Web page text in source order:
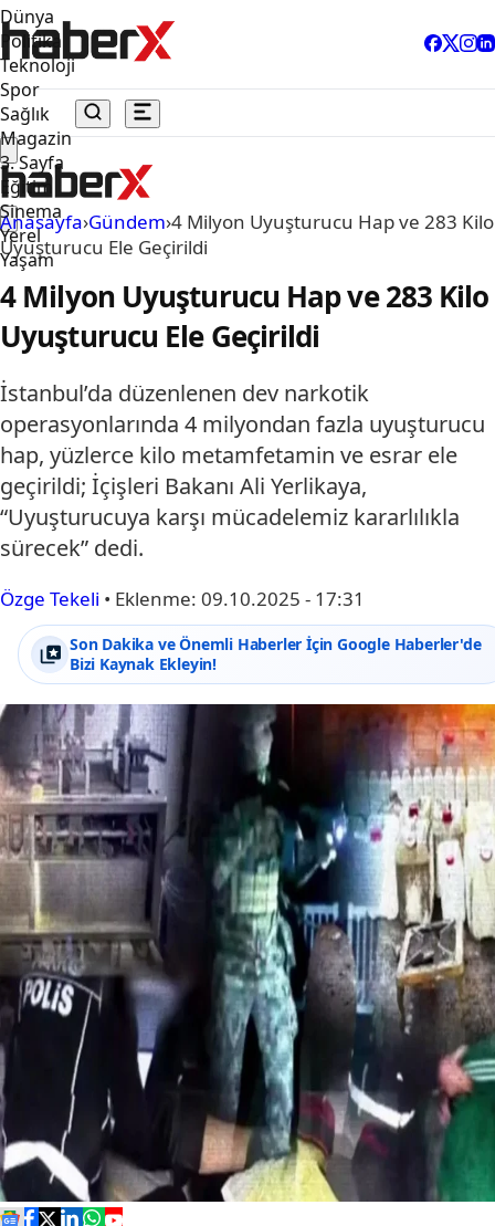
Dünya
Politika
Teknoloji
Spor
Sağlık
Magazin
3. Sayfa
Eğitim
Sinema
Yerel
Yaşam
Anasayfa›Gündem›4 Milyon Uyuşturucu Hap ve 283 Kilo
Uyuşturucu Ele Geçirildi
4 Milyon Uyuşturucu Hap ve 283 Kilo
Uyuşturucu Ele Geçirildi
İstanbul’da düzenlenen dev narkotik
operasyonlarında 4 milyondan fazla uyuşturucu
hap, yüzlerce kilo metamfetamin ve esrar ele
geçirildi; İçişleri Bakanı Ali Yerlikaya,
“Uyuşturucuya karşı mücadelemiz kararlılıkla
sürecek” dedi.
Özge Tekeli • Eklenme: 09.10.2025 - 17:31
Son Dakika ve Önemli Haberler İçin Google Haberler'de
Bizi Kaynak Ekleyin!